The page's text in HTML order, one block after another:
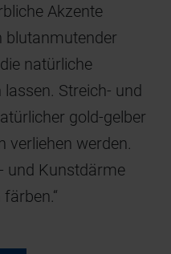
Akzente
blutanmutender
natürliche
Streich- und
gold-gelber
verliehen werden.
und Kunstdärme